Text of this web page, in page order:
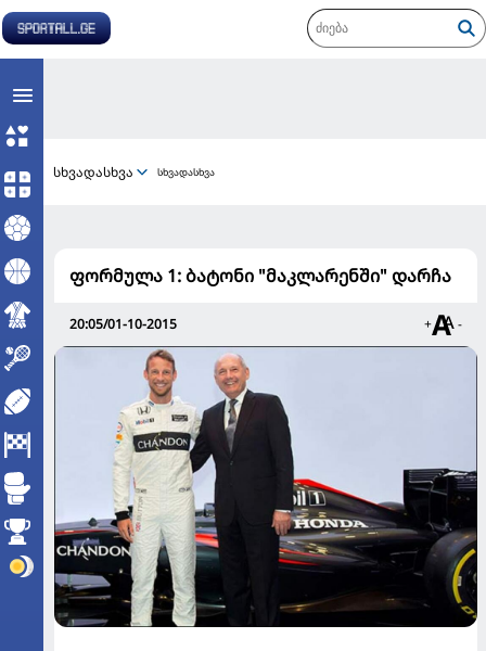
სხვადასხვა სხვადასხვა
ფორმულა 1: ბატონი "მაკლარენში" დარჩა
20:05/01-10-2015 + -